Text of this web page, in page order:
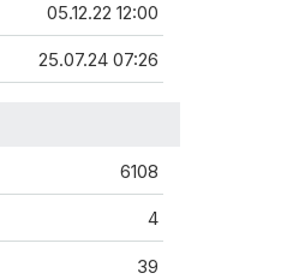
05.12.22 12:00
25.07.24 07:26
6108
4
39